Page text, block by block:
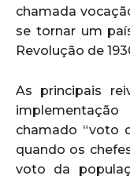
chamada
se tornar um
Revolução de
As principais
chamado “voto
quando os
voto da